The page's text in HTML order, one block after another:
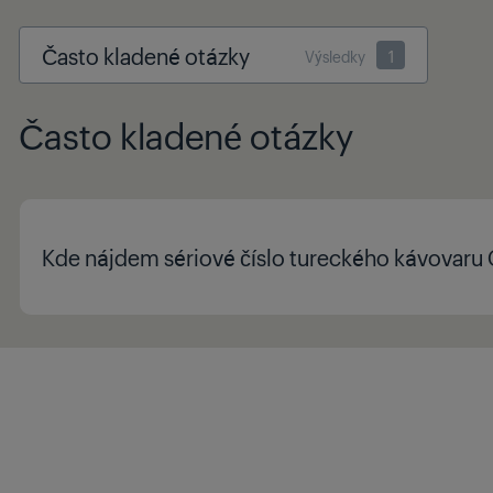
Často kladené otázky Výsledky 1
Často kladené otázky
Kde nájdem sériové číslo tureckého kávovaru